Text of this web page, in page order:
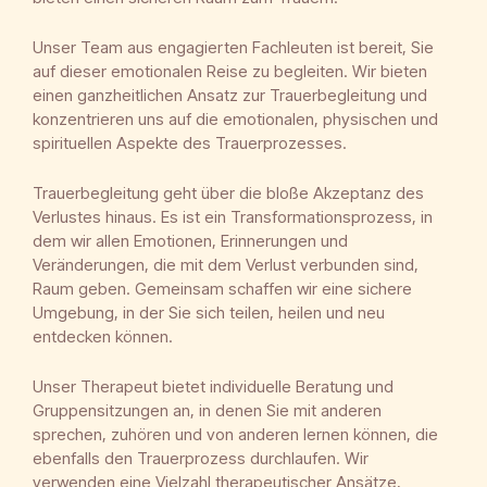
Unser Team aus engagierten Fachleuten ist bereit, Sie
auf dieser emotionalen Reise zu begleiten. Wir bieten
einen ganzheitlichen Ansatz zur Trauerbegleitung und
konzentrieren uns auf die emotionalen, physischen und
spirituellen Aspekte des Trauerprozesses.
Trauerbegleitung geht über die bloße Akzeptanz des
Verlustes hinaus. Es ist ein Transformationsprozess, in
dem wir allen Emotionen, Erinnerungen und
Veränderungen, die mit dem Verlust verbunden sind,
Raum geben. Gemeinsam schaffen wir eine sichere
Umgebung, in der Sie sich teilen, heilen und neu
entdecken können.
Unser Therapeut bietet individuelle Beratung und
Gruppensitzungen an, in denen Sie mit anderen
sprechen, zuhören und von anderen lernen können, die
ebenfalls den Trauerprozess durchlaufen. Wir
verwenden eine Vielzahl therapeutischer Ansätze,